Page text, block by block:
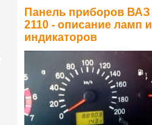
Панель приборов ВАЗ
2110 - описание ламп и
индикаторов